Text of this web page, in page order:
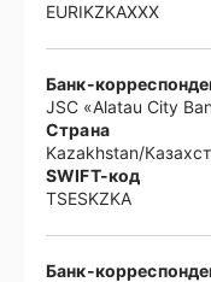
EURIKZKAXXX
Банк-
JSC «Alatau City
Страна
Kazakhstan/
SWIFT-код
TSESKZKA
Банк-